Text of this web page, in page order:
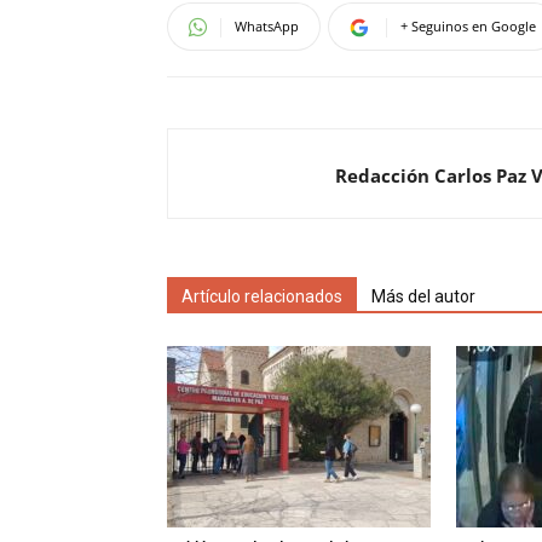
WhatsApp + Seguinos en Google
Redacción Carlos Paz
Artículo relacionados Más del autor